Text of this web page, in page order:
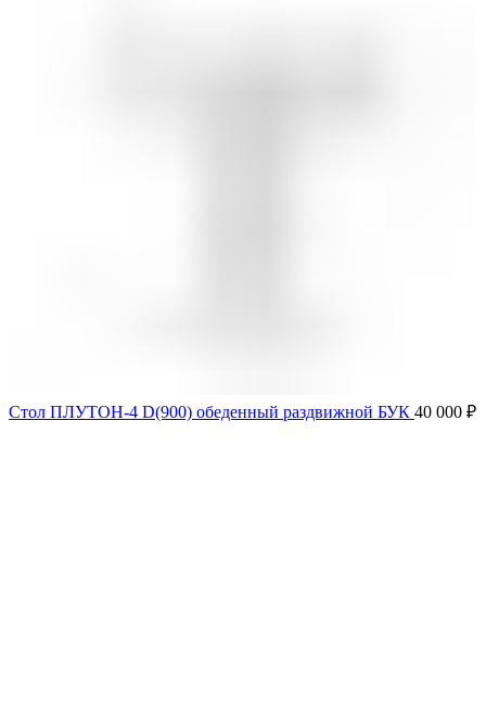
Стол ПЛУТОН-4 D(900) обеденный раздвижной БУК 40 000 ₽